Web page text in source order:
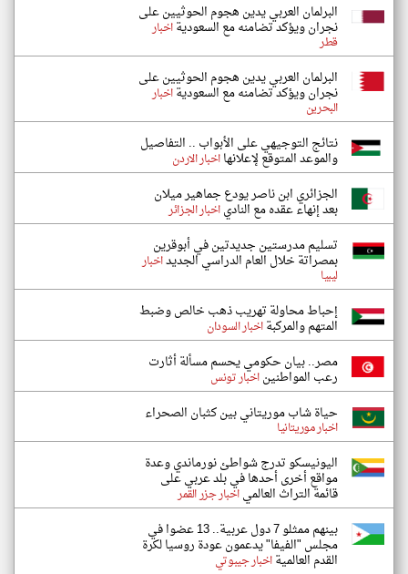
البرلمان العربي يدين هجوم الحوثيين على
نجران ويؤكد تضامنه مع السعوديةاخبار
قطر
البرلمان العربي يدين هجوم الحوثيين على
نجران ويؤكد تضامنه مع السعوديةاخبار
البحرين
نتائج التوجيهي على الأبواب .. التفاصيل
والموعد المتوقع لإعلانهااخبار الاردن
الجزائري ابن ناصر يودع جماهير ميلان
بعد إنهاء عقده مع النادياخبار الجزائر
تسليم مدرستين جديدتين في أبوقرين
بمصراتة خلال العام الدراسي الجديداخبار
ليبيا
إحباط محاولة تهريب ذهب خالص وضبط
المتهم والمركبةاخبار السودان
مصر.. بيان حكومي يحسم مسألة أثارت
رعب المواطنيناخبار تونس
حياة شاب موريتاني بين كثبان الصحراء
اخبار موريتانيا
اليونيسكو تدرج شواطئ نورماندي وعدة
مواقع أخرى أحدها في بلد عربي على
قائمة التراث العالمياخبار جزر القمر
بينهم ممثلو 7 دول عربية.. 13 عضوا في
مجلس "الفيفا" يدعمون عودة روسيا لكرة
القدم العالميةاخبار جيبوتي